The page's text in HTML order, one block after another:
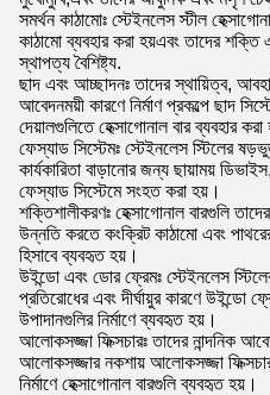
সমর্থন কাঠামোঃ স্টেইনলেস স্টীল
কাঠামো ব্যবহার করা হয়এবং তাদের শক্তি
স্থাপত্য বৈশিষ্ট্য.
ছাদ এবং আচ্ছাদনঃ তাদের স্থায়িত্ব,
আবেদনময়ী কারণে নির্মাণ প্রকল্পে ছাদ
দেয়ালগুলিতে হেক্সাগোনাল বার ব্যবহার
ফেস্যাড সিস্টেমঃ স্টেইনলেস স্টিলের ষড়ভুজ
কার্যকারিতা বাড়ানোর জন্য ছায়াময়
ফেস্যাড সিস্টেমে সংহত করা হয়।
শক্তিশালীকরণঃ হেক্সাগোনাল বারগুলি
উন্নতি করতে কংক্রিট কাঠামো এবং
হিসাবে ব্যবহৃত হয়।
উইন্ডো এবং ডোর ফ্রেমঃ স্টেইনলেস
প্রতিরোধের এবং দীর্ঘায়ুর কারণে উইন্ডো
উপাদানগুলির নির্মাণে ব্যবহৃত হয়।
আলোকসজ্জা ফিক্সচারঃ তাদের নান্দনিক
আলোকসজ্জার নকশায় আলোকসজ্জা
নির্মাণে হেক্সাগোনাল বারগুলি ব্যবহৃত হয়।